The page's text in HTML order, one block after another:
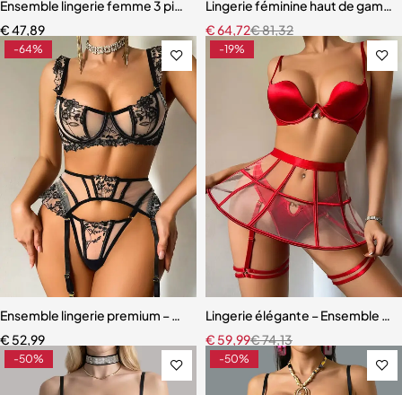
Ensemble lingerie femme 3 pièces – Soutien-gorge, culotte et
€47,89
Lingerie féminine haut de
€81,32
€64,72
-64%
Ensemble lingerie premium – Dentelle fine, maille légère et effet
€ 52,99
-19%
Lingerie élégante – Ensemble
€74,13
€ 59,99
-50% -50%